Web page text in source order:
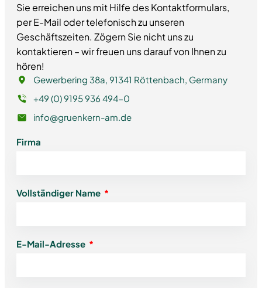
Sie erreichen uns mit Hilfe des Kontaktformulars,
per E-Mail oder telefonisch zu unseren
Geschäftszeiten. Zögern Sie nicht uns zu
kontaktieren – wir freuen uns darauf von Ihnen zu
hören!
Gewerbering 38a, 91341 Röttenbach, Germany
+49 (0) 9195 936 494-0
info@gruenkern-am.de
Firma
Vollständiger Name
E-Mail-Adresse